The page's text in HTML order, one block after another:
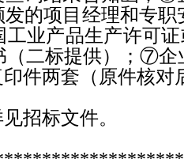
的项目经理和专
业产品生产许可证
（二标提供）；⑦企
件两套（原件核对
招标文件。